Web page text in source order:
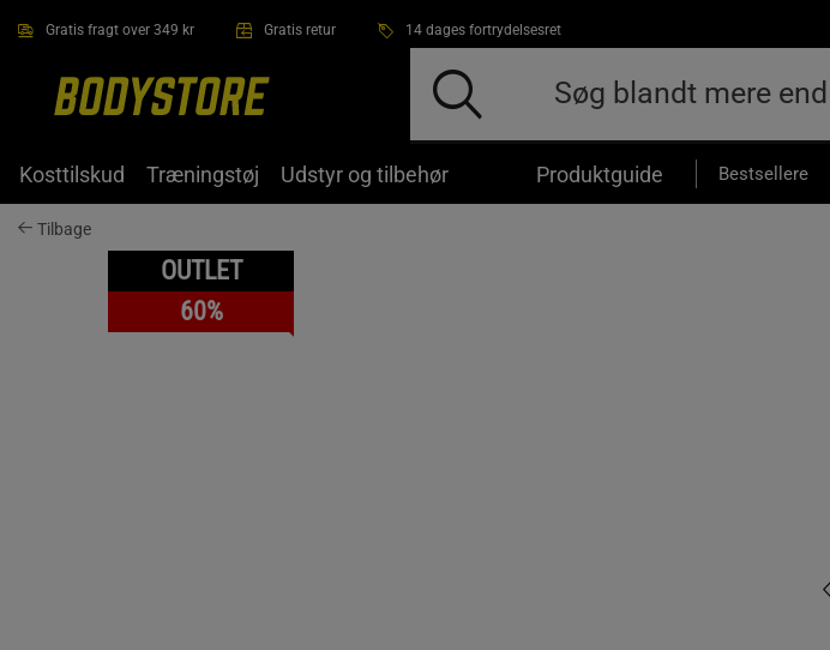
Gratis fragt over 349 kr Gratis retur 14 dages fortrydelsesret
Kosttilskud Træningstøj Udstyr og tilbehør Produktguide Bestsellere
Tilbage
OUTLET
60%